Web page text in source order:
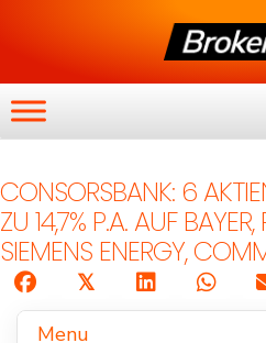
CONSORSBANK: 6
ZU 14,7% P.A. AUF BAYER,
SIEMENS ENERGY,
𝕏
Menu